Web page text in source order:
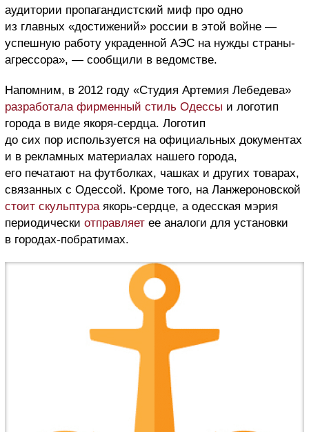
аудитории пропагандистский миф про одно
из главных «достижений» россии в этой войне —
успешную работу украденной АЭС на нужды страны-
агрессора», — сообщили в ведомстве.
Напомним, в 2012 году «Студия Артемия Лебедева»
разработала фирменный стиль Одессы и логотип
города в виде якоря-сердца. Логотип
до сих пор используется на официальных документах
и в рекламных материалах нашего города,
его печатают на футболках, чашках и других товарах,
связанных с Одессой. Кроме того, на Ланжероновской
стоит скульптура якорь-сердце, а одесская мэрия
периодически отправляет ее аналоги для установки
в городах-побратимах.